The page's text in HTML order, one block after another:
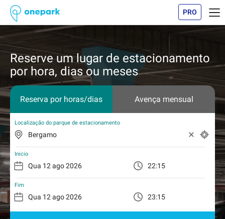
PRO
Reserve um lugar de estacionamento
por hora, dias ou meses
Reserva por horas/dias Avença mensual
Localização do parque de estacionamento
Inicio
22:15
Fim
23:15